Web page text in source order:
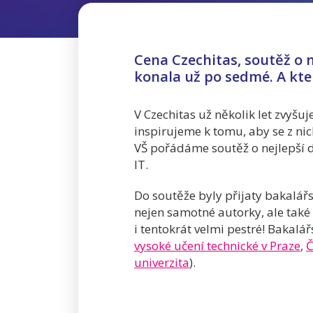
Cena Czechitas, soutěž
konala už po sedmé. A
V Czechitas už několik let
inspirujeme k tomu, aby se z
VŠ pořádáme soutěž o nejlepší
IT.
Do soutěže byly přijaty
nejen samotné autorky, ale
i tentokrát velmi pestré!
vysoké učení technické v Praze,
univerzita).